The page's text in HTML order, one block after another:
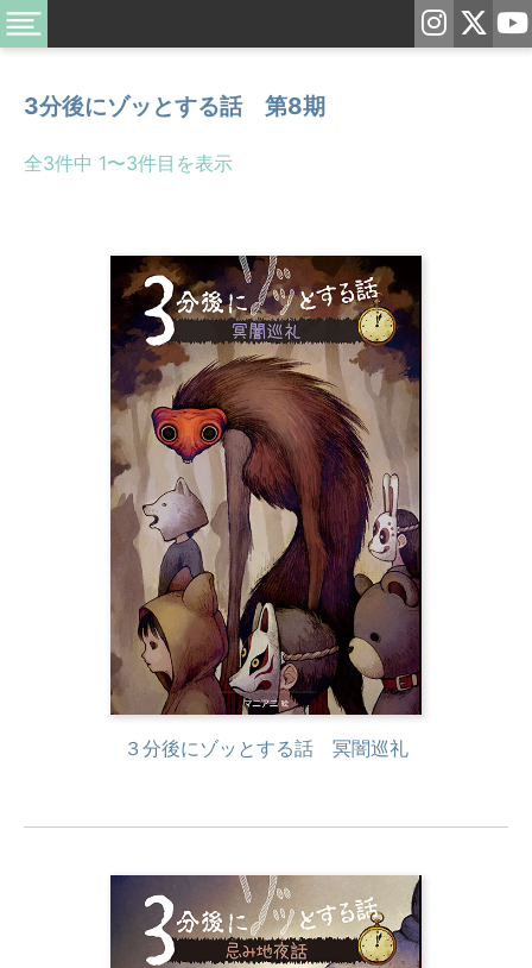
3分後にゾッとする話 第8期
全3件中 1〜3件目を表示
３分後にゾッとする話 冥闇巡礼